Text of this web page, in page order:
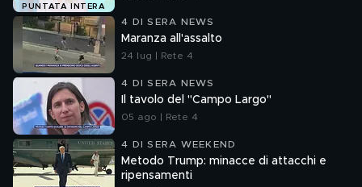
PUNTATA INTERA
4 DI SERA NEWS
Maranza all'assalto
24 lug | Rete 4
4 DI SERA NEWS
Il tavolo del "Campo Largo"
05 ago | Rete 4
4 DI SERA WEEKEND
Metodo Trump: minacce di attacchi e
ripensamenti